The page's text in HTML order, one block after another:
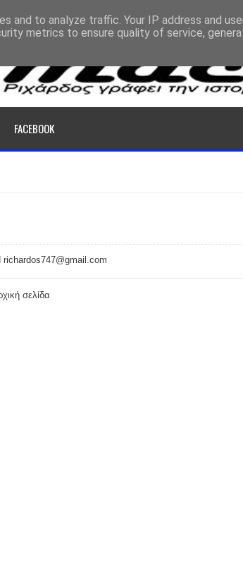
FACEBOOK
richardos747@gmail.com
σελίδα
and to analyze traffic. Your IP address and
metrics to ensure quality of service,